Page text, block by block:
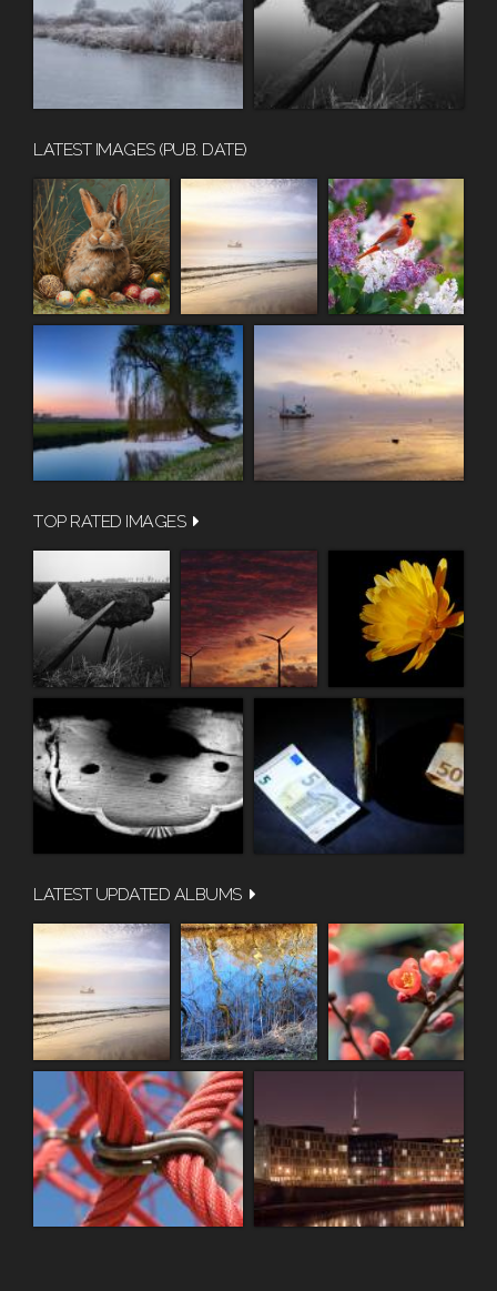
LATEST IMAGES (PUB. DATE)
TOP RATED IMAGES
LATEST UPDATED ALBUMS